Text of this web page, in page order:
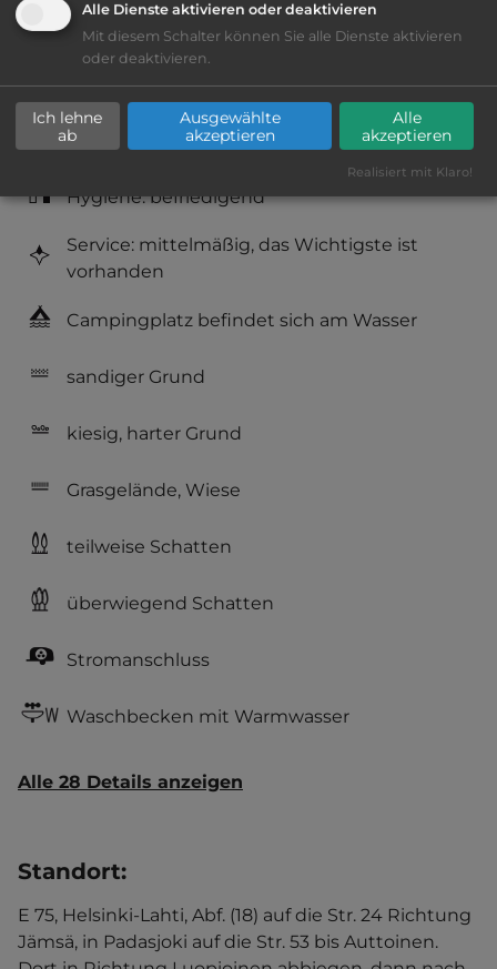
Lage: schön
Platzeinrichtung: befriedigend
Geräuschkulisse: überwiegend ruhig
Hygiene: befriedigend
Service: mittelmäßig, das Wichtigste ist
vorhanden
Campingplatz befindet sich am Wasser
sandiger Grund
kiesig, harter Grund
Grasgelände, Wiese
teilweise Schatten
überwiegend Schatten
Stromanschluss
Waschbecken mit Warmwasser
Alle 28 Details anzeigen
Standort:
E 75, Helsinki-Lahti, Abf. (18) auf die Str. 24 Richtung
Jämsä, in Padasjoki auf die Str. 53 bis Auttoinen.
Alle Dienste aktivieren oder deaktivieren
Mit diesem Schalter können Sie alle Dienste aktivieren
oder deaktivieren.
Ich lehne
ab
Ausgewählte
akzeptieren
Alle
akzeptieren
Realisiert mit Klaro!